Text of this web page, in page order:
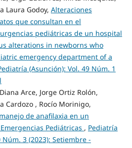
Laura Godoy, Alteraciones
que consultan en el
pediátricas de un hospital
alterations in newborns who
emergency department of a
(Asunción): Vol. 49 Núm. 1
Arce, Jorge Ortiz Rolón,
Cardozo , Rocío Morinigo,
de anafilaxia en un
Pediátricas , Pediatría
Núm. 3 (2023): Setiembre -